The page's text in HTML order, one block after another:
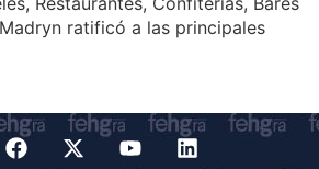
ratificó a las principales